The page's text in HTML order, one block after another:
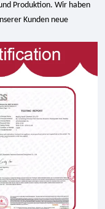
Produktion. Wir haben
Kunden neue